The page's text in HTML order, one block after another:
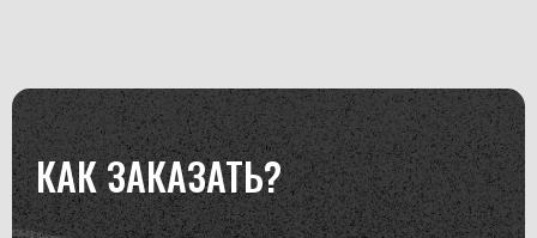
КАК ЗАКАЗАТЬ?